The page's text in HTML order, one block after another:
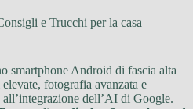
e Trucchi per la casa
smartphone Android di fascia alta
fotografia avanzata e
dell’AI di Google.